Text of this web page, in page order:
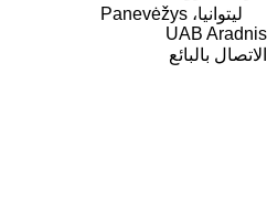
ليتوانيا، Panevėžys
UAB Aradnis
الاتصال بالبائع